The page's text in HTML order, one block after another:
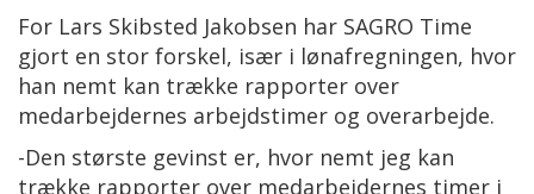
For Lars Skibsted Jakobsen har SAGRO Time
gjort en stor forskel, især i lønafregningen, hvor
han nemt kan trække rapporter over
medarbejdernes arbejdstimer og overarbejde.
-Den største gevinst er, hvor nemt jeg kan
trække rapporter over medarbejdernes timer i